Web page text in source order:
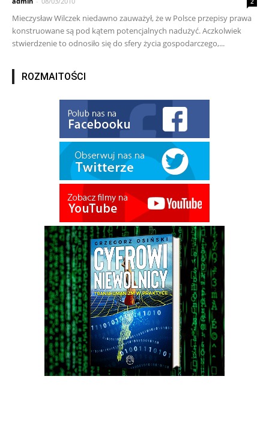
Mieczysław Wilczek niedawno zauważył, że w Polsce przepisy prawa
konstruowane są pod kątem potencjalnych nadużyć. Aczkolwiek
stwierdzenie to odnosiło się do sfery życia gospodarczego,...
ROZMAITOŚCI